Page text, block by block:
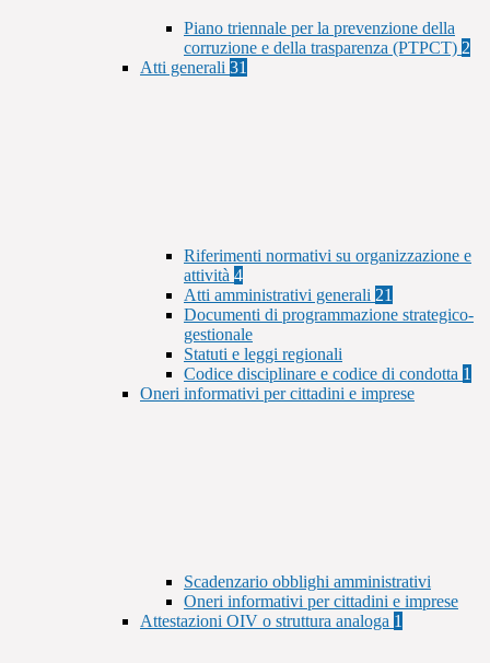
Piano triennale per la prevenzione della
corruzione e della trasparenza (PTPCT) 2
Atti generali 31
Riferimenti normativi su organizzazione e
attività 4
Atti amministrativi generali 21
Documenti di programmazione strategico-
gestionale
Statuti e leggi regionali
Codice disciplinare e codice di condotta 1
Oneri informativi per cittadini e imprese
Scadenzario obblighi amministrativi
Oneri informativi per cittadini e imprese
Attestazioni OIV o struttura analoga 1